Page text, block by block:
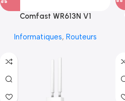
Comfast WR613N V1
Informatiques, Routeurs